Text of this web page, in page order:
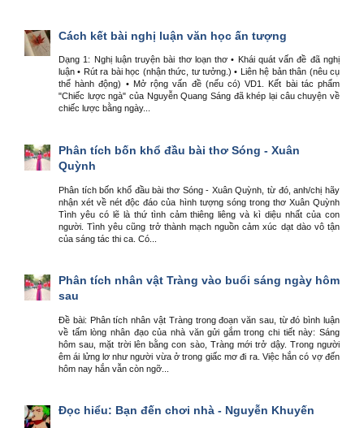
Cách kết bài nghị luận văn học ấn tượng
Dạng 1: Nghị luận truyện bài thơ loạn thơ • Khái quát vấn đề đã nghị
luận • Rút ra bài học (nhận thức, tư tưởng.) • Liên hệ bản thân (nêu cụ
thể hành động) • Mở rộng vấn đề (nếu có) VD1. Kết bài tác phẩm
"Chiếc lược ngà" của Nguyễn Quang Sáng đã khép lại câu chuyện về
chiếc lược bằng ngày...
Phân tích bốn khổ đầu bài thơ Sóng - Xuân
Quỳnh
Phân tích bốn khổ đầu bài thơ Sóng - Xuân Quỳnh, từ đó, anh/chị hãy
nhận xét về nét độc đáo của hình tượng sóng trong thơ Xuân Quỳnh
Tình yêu có lẽ là thứ tình cảm thiêng liêng và kì diệu nhất của con
người. Tình yêu cũng trở thành mạch nguồn cảm xúc dạt dào vô tận
của sáng tác thi ca. Có...
Phân tích nhân vật Tràng vào buổi sáng ngày hôm
sau
Đề bài: Phân tích nhân vật Tràng trong đoạn văn sau, từ đó bình luận
về tấm lòng nhân đạo của nhà văn gửi gắm trong chi tiết này: Sáng
hôm sau, mặt trời lên bằng con sào, Tràng mới trở dậy. Trong người
êm ái lửng lơ như người vừa ở trong giấc mơ đi ra. Việc hắn có vợ đến
hôm nay hắn vẫn còn ngỡ...
Đọc hiểu: Bạn đến chơi nhà - Nguyễn Khuyến